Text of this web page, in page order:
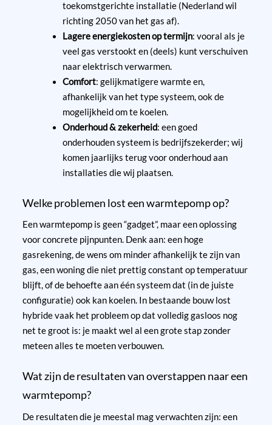
toekomstgerichte installatie (Nederland wil
richting 2050 van het gas af).
Lagere energiekosten op termijn: vooral als je
veel gas verstookt en (deels) kunt verschuiven
naar elektrisch verwarmen.
Comfort: gelijkmatigere warmte en,
afhankelijk van het type systeem, ook de
mogelijkheid om te koelen.
Onderhoud & zekerheid: een goed
onderhouden systeem is bedrijfszekerder; wij
komen jaarlijks terug voor onderhoud aan
installaties die wij plaatsen.
Welke problemen lost een warmtepomp op?
Een warmtepomp is geen “gadget”, maar een oplossing
voor concrete pijnpunten. Denk aan: een hoge
gasrekening, de wens om minder afhankelijk te zijn van
gas, een woning die niet prettig constant op temperatuur
blijft, of de behoefte aan één systeem dat (in de juiste
configuratie) ook kan koelen. In bestaande bouw lost
hybride vaak het probleem op dat volledig gasloos nog
net te groot is: je maakt wel al een grote stap zonder
meteen alles te moeten verbouwen.
Wat zijn de resultaten van overstappen naar een
warmtepomp?
De resultaten die je meestal mag verwachten zijn: een